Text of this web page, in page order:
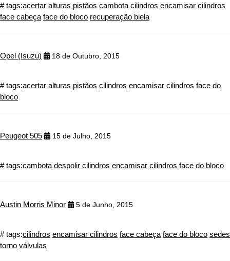
# tags:acertar alturas pistãos cambota cilindros encamisar cilindros
face cabeça face do bloco recuperação biela
Opel (Isuzu) 18 de Outubro, 2015
# tags:acertar alturas pistãos cilindros encamisar cilindros face do
bloco
Peugeot 505 15 de Julho, 2015
# tags:cambota despolir cilindros encamisar cilindros face do bloco
Austin Morris Minor 5 de Junho, 2015
# tags:cilindros encamisar cilindros face cabeça face do bloco sedes
torno válvulas